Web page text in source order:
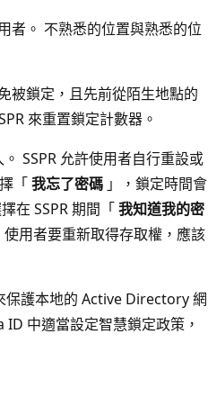
者。 不熟悉的位置與熟悉的位
被鎖定，且先前從陌生地點的
來重置鎖定計數器。
SSPR 允許使用者自行重設或
「我忘了密碼 」，鎖定時間會
在 SSPR 期間「我知道我的密
用者要重新取得存取權，應該
保護本地的 Active Directory 網
中適當設定智慧鎖定政策，